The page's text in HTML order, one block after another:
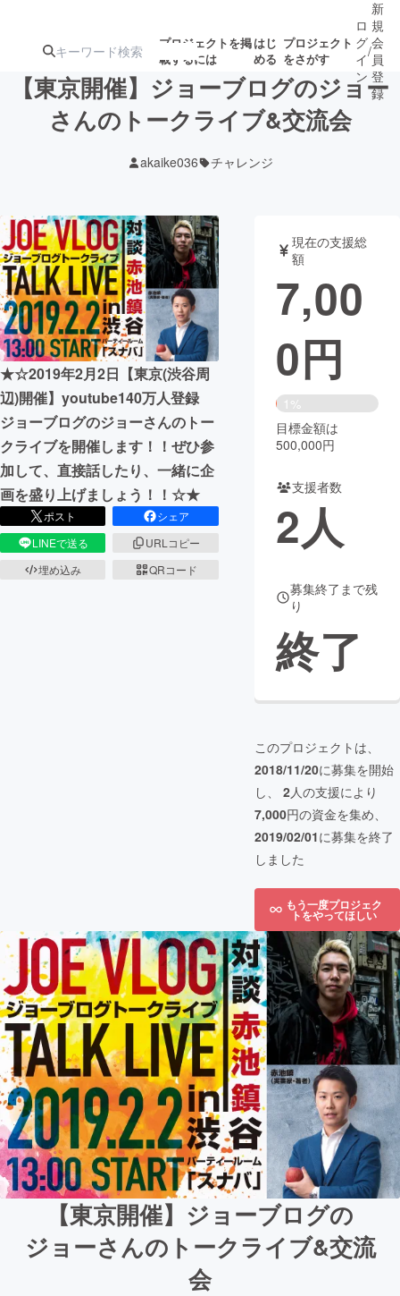
プロジェクトを掲
載するには
はじ
める
プロジェクト
をさがす
ジェクト
ロジェクト
アート・写真 音楽
テクノロジー・ガジェット ゲーム・サ
映像・映画 書籍・雑誌
ビジネス・起業 チャレンジ
まちづくり・地域活性化
CAMPFIRE for Social Good
CAMPFIRE Creation
CAMPFIREふるさと納税
コミュニティ
ロ
グ
イ
ン
/
新
規
会
員
登
録
【東京開催】ジョーブログのジョー
さんのトークライブ&交流会
akaike036 チャレンジ
★☆2019年2月2日【東京(渋谷周
辺)開催】youtube140万人登録
ジョーブログのジョーさんのトー
クライブを開催します！！ぜひ参
加して、直接話したり、一緒に企
画を盛り上げましょう！！☆★
ポスト
シェア
LINEで送る
URLコピー
埋め込み
QRコード
現在の支援総
額
7,00
0円
1%
目標金額は
500,000円
支援者数
2人
募集終了まで残
り
終了
このプロジェクトは、
2018/11/20に募集を開始
し、 2人の支援により
7,000円の資金を集め、
2019/02/01に募集を終了
しました
もう一度プロジェク
トをやってほしい
【東京開催】ジョーブログの
ジョーさんのトークライブ&交流
会